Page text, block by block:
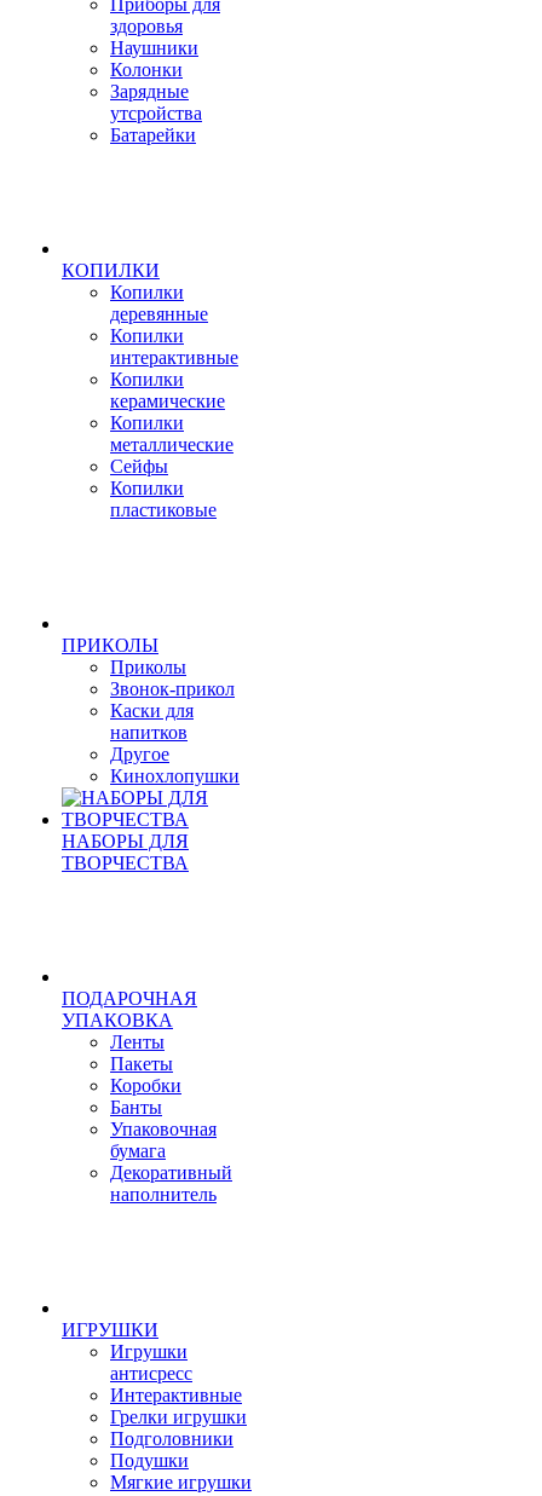
Приборы для
здоровья
Наушники
Колонки
Зарядные
утсройства
Батарейки
КОПИЛКИ
Копилки
деревянные
Копилки
интерактивные
Копилки
керамические
Копилки
металлические
Сейфы
Копилки
пластиковые
ПРИКОЛЫ
Приколы
Звонок-прикол
Каски для
напитков
Другое
Кинохлопушки
НАБОРЫ ДЛЯ
ТВОРЧЕСТВА
ПОДАРОЧНАЯ
УПАКОВКА
Ленты
Пакеты
Коробки
Банты
Упаковочная
бумага
Декоративный
наполнитель
ИГРУШКИ
Игрушки
антисресс
Интерактивные
Грелки игрушки
Подголовники
Подушки
Мягкие игрушки